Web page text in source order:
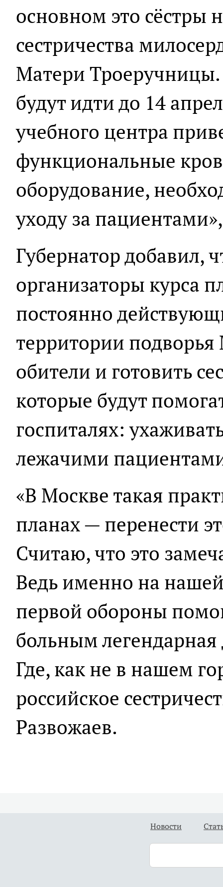
основном это сёстры
сестричества
Матери Троеручницы.
будут идти до 14
учебного центра
функциональные
оборудование,
уходу за
Губернатор добавил,
организаторы курса
постоянно
территории
обители и готовить
которые будут
госпиталях:
лежачими
«В Москве такая
планах — перенести
Считаю, что это
Ведь именно на
первой обороны
больным
Где, как не в нашем
российское
Развожаев.
Новости